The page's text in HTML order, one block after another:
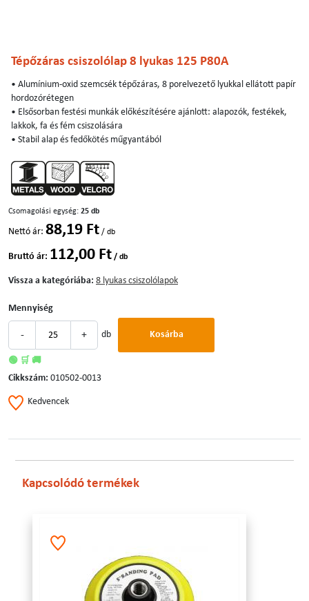
Tépőzáras csiszolólap 8 lyukas 125 P80A
• Alumínium-oxid szemcsék tépőzáras, 8 porelvezető lyukkal ellátott papír
hordozórétegen
• Elsősorban festési munkák előkészítésére ajánlott: alapozók, festékek,
lakkok, fa és fém csiszolására
• Stabil alap és fedőkötés műgyantából
Csomagolási egység: 25 db
Nettó ár: 88,19 Ft / db
Bruttó ár: 112,00 Ft / db
Vissza a kategóriába: 8 lyukas csiszolólapok
Mennyiség
- + db Kosárba
🟢 🛒 🚚
Cikkszám: 010502-0013
Kedvencek
Kapcsolódó termékek